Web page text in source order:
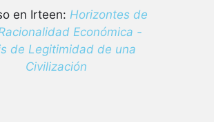
en Irteen: Horizontes de
Económica -
de Legitimidad de una
Civilización